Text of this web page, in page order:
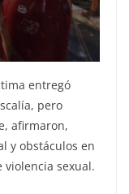
entregó
pero
afirmaron,
y obstáculos en
violencia sexual.